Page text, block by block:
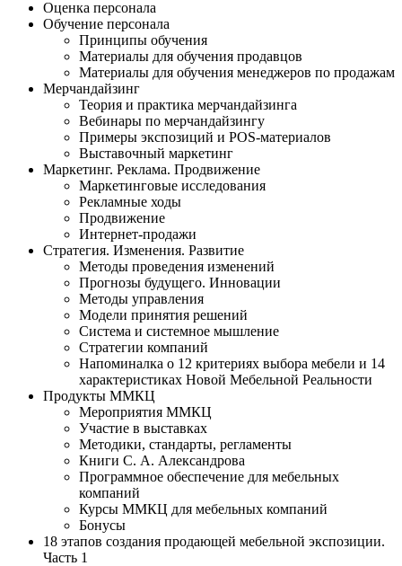
Оценка персонала
Обучение персонала
Принципы обучения
Материалы для обучения продавцов
Материалы для обучения менеджеров по продажам
Мерчандайзинг
Теория и практика мерчандайзинга
Вебинары по мерчандайзингу
Примеры экспозиций и POS-материалов
Выставочный маркетинг
Маркетинг. Реклама. Продвижение
Маркетинговые исследования
Рекламные ходы
Продвижение
Интернет-продажи
Стратегия. Изменения. Развитие
Методы проведения изменений
Прогнозы будущего. Инновации
Методы управления
Модели принятия решений
Система и системное мышление
Стратегии компаний
Напоминалка о 12 критериях выбора мебели и 14
характеристиках Новой Мебельной Реальности
Продукты ММКЦ
Мероприятия ММКЦ
Участие в выставках
Методики, стандарты, регламенты
Книги С. А. Александрова
Программное обеспечение для мебельных
компаний
Курсы ММКЦ для мебельных компаний
Бонусы
18 этапов создания продающей мебельной экспозиции.
Часть 1